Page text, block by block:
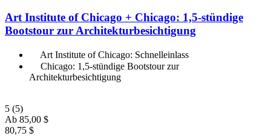
Art Institute of Chicago + Chicago: 1,5-stündige
Bootstour zur Architekturbesichtigung
Art Institute of Chicago: Schnelleinlass
Chicago: 1,5-stündige Bootstour zur
Architekturbesichtigung
5 (5)
Ab 85,00 $
80,75 $